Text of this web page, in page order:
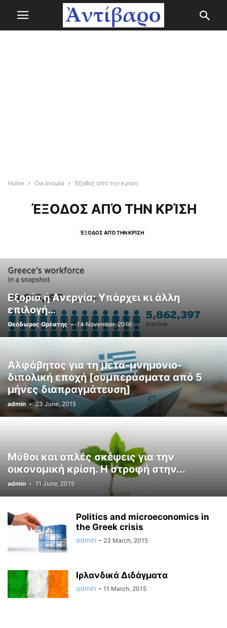
Home Οικονομία Έξοδος από την κρίση
ΈΞΟΔΟΣ ΑΠΌ ΤΗΝ ΚΡΊΣΗ
ΈΞΟΔΟΣ ΑΠΌ ΤΗΝ ΚΡΊΣΗ
Εξορία ή Ανεργία; Υπάρχει κι άλλη
επιλογή…
Θεόδωρος Ορέστης - 14 November, 2016
Αλφάβητος για τη μετα-μνημονιο-
διπολική εποχή [συμπεράσματα από 5
μήνες διαπραγμάτευση]
admin - 23 June, 2015
Μύθοι και απλές σκέψεις για την
οικονομική κρίση. Η στροφή στην...
admin - 11 June, 2015
Politics and microeconomics in
the Greek crisis
admin - 23 March, 2015
Ιρλανδικά Διδάγματα
admin - 11 March, 2015